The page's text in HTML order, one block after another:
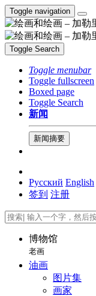
Toggle navigation
Toggle Search
Toggle menubar
Toggle fullscreen
Boxed page
Toggle Search
新闻
新闻摘要
Русский English
签到 注册
博物馆
老画
油画
图片集
画家